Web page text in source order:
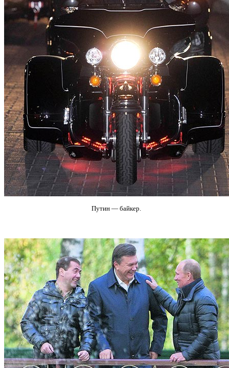
Путин — байкер.